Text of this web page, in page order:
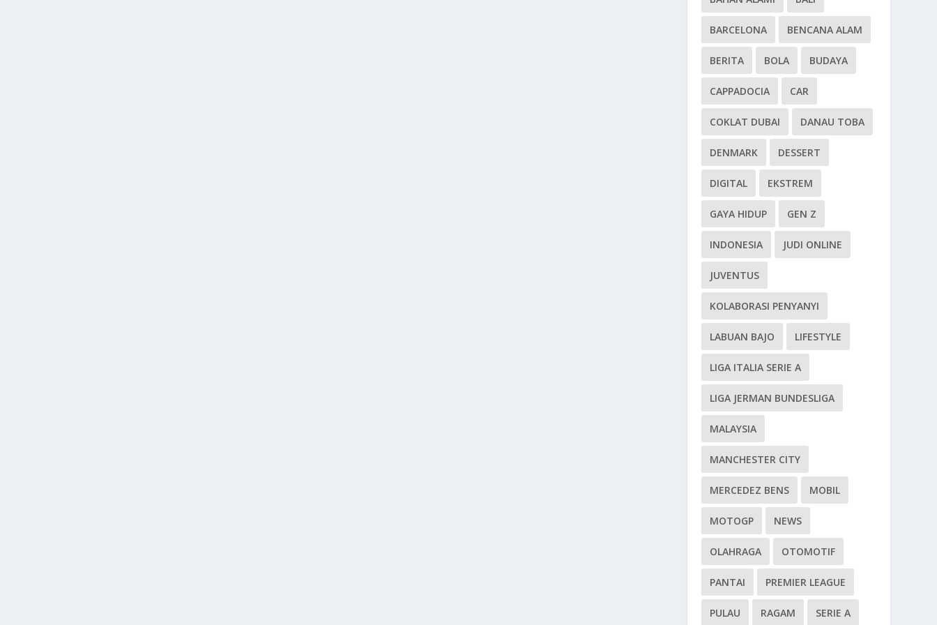
BARCELONA BENCANA ALAM
BERITA BOLA BUDAYA
CAPPADOCIA CAR
COKLAT DUBAI DANAU TOBA
DENMARK DESSERT
DIGITAL EKSTREM
GAYA HIDUP GEN Z
INDONESIA JUDI ONLINE
JUVENTUS
KOLABORASI PENYANYI
LABUAN BAJO LIFESTYLE
LIGA ITALIA SERIE A
LIGA JERMAN BUNDESLIGA
MALAYSIA
MANCHESTER CITY
MERCEDEZ BENS MOBIL
MOTOGP NEWS
OLAHRAGA OTOMOTIF
PANTAI PREMIER LEAGUE
PULAU RAGAM SERIE A